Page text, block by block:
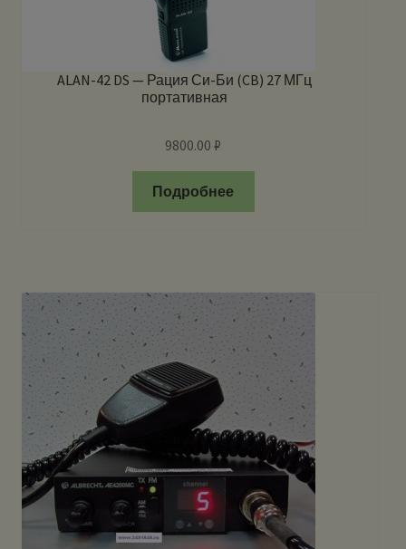
ALAN-42 DS — Рация Си-Би (CB) 27 МГц
портативная
9800.00₽
Подробнее